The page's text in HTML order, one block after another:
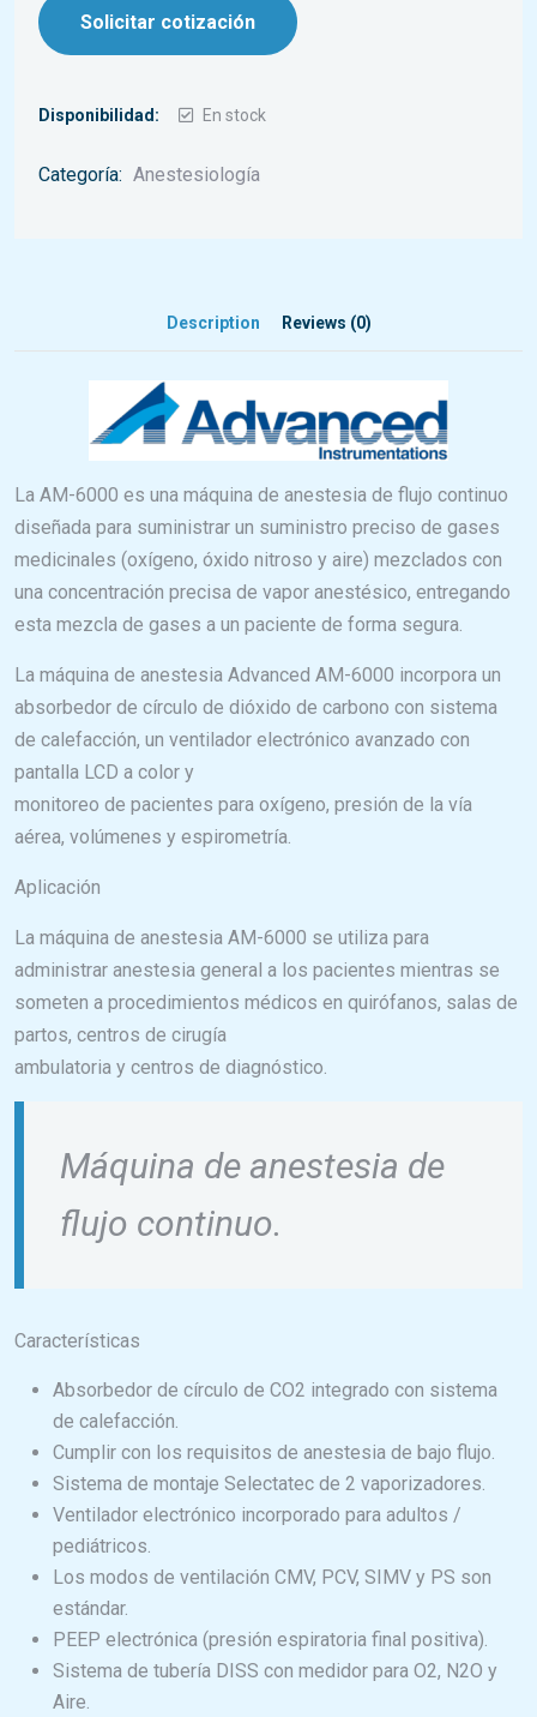
Solicitar cotización
Disponibilidad: En stock
Categoría: Anestesiología
Description Reviews (0)
La AM-6000 es una máquina de anestesia de flujo continuo
diseñada para suministrar un suministro preciso de gases
medicinales (oxígeno, óxido nitroso y aire) mezclados con
una concentración precisa de vapor anestésico, entregando
esta mezcla de gases a un paciente de forma segura.
La máquina de anestesia Advanced AM-6000 incorpora un
absorbedor de círculo de dióxido de carbono con sistema
de calefacción, un ventilador electrónico avanzado con
pantalla LCD a color y
monitoreo de pacientes para oxígeno, presión de la vía
aérea, volúmenes y espirometría.
Aplicación
La máquina de anestesia AM-6000 se utiliza para
administrar anestesia general a los pacientes mientras se
someten a procedimientos médicos en quirófanos, salas de
partos, centros de cirugía
ambulatoria y centros de diagnóstico.
Máquina de anestesia de
flujo continuo.
Características
Absorbedor de círculo de CO2 integrado con sistema
de calefacción.
Cumplir con los requisitos de anestesia de bajo flujo.
Sistema de montaje Selectatec de 2 vaporizadores.
Ventilador electrónico incorporado para adultos /
pediátricos.
Los modos de ventilación CMV, PCV, SIMV y PS son
estándar.
PEEP electrónica (presión espiratoria final positiva).
Sistema de tubería DISS con medidor para O2, N2O y
Aire.